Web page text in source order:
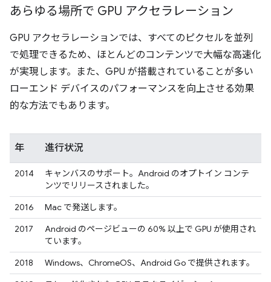
あらゆる場所で GPU アクセラレーション
GPU アクセラレーションでは、すべてのピクセルを並列
で処理できるため、ほとんどのコンテンツで大幅な高速化
が実現します。また、GPU が搭載されていることが多い
ローエンド デバイスのパフォーマンスを向上させる効果
的な方法でもあります。
年 進行状況
2014
キャンバスのサポート。Android のオプトイン コンテ
ンツでリリースされました。
2016
Mac で発送します。
2017
Android のページビューの 60% 以上で GPU が使用され
ています。
2018
Windows、ChromeOS、Android Go で提供されます。